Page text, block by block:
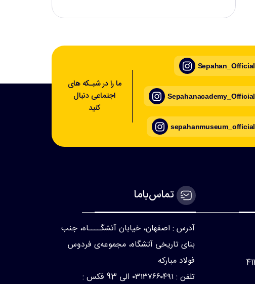
ما را در شبـکه های
اجتماعی دنبال
کنید
Sepahan_Official
Sepahanacademy_Official
sepahanmuseum_official
تماس‌با‌ما
آدرس : اصفهان، خیابان آتشگــــاه، جنب
بنای تاریخی آتشگاه، مجموعه‌ی فردوس
فولاد مبارکه
تلفن : ۰۳۱۳۷۶۶۰۴۹۱ الی 93 فکس :